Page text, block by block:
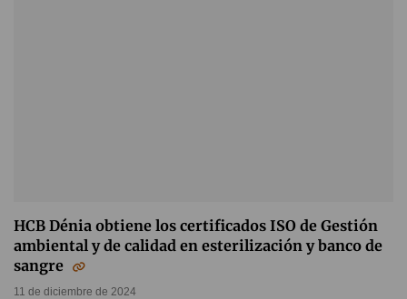
HCB Dénia obtiene los certificados ISO de Gestión
ambiental y de calidad en esterilización y banco de
sangre
11 de diciembre de 2024